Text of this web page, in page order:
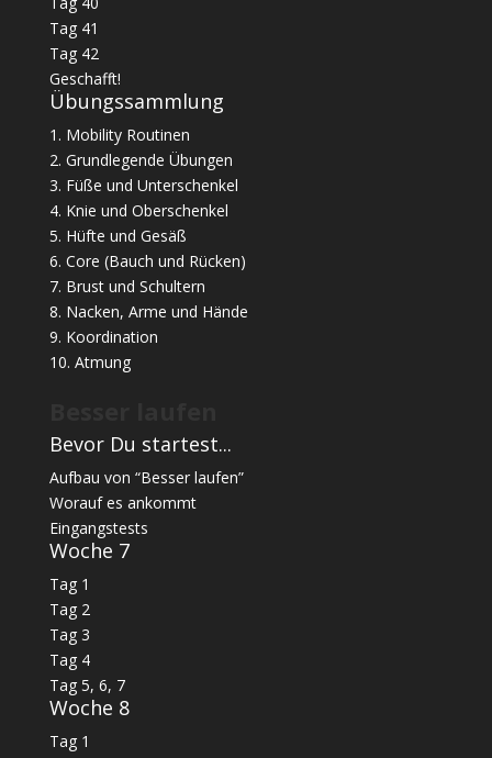
Tag 41
Tag 42
Geschafft!
Übungssammlung
1. Mobility Routinen
2. Grundlegende Übungen
3. Füße und Unterschenkel
4. Knie und Oberschenkel
5. Hüfte und Gesäß
6. Core (Bauch und Rücken)
7. Brust und Schultern
8. Nacken, Arme und Hände
9. Koordination
10. Atmung
Bevor Du startest...
Aufbau von “Besser laufen”
Worauf es ankommt
Eingangstests
Woche 7
Tag 1
Tag 2
Tag 3
Tag 4
Tag 5, 6, 7
Woche 8
Tag 1